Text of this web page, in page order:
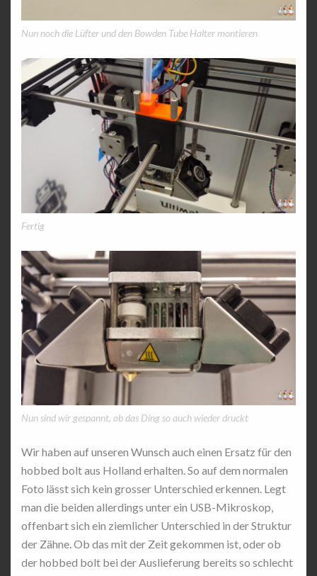
Nun noch die Lüfter und den Bowden Tube Halter montieren
Fertig
Nun sind wir gespannt, ob das Ding so auch wieder druckt
Wir haben auf unseren Wunsch auch einen Ersatz für den
hobbed bolt aus Holland erhalten. So auf dem normalen
Foto lässt sich kein grosser Unterschied erkennen. Legt
man die beiden allerdings unter ein USB-Mikroskop,
offenbart sich ein ziemlicher Unterschied in der Struktur
der Zähne. Ob das mit der Zeit gekommen ist, oder ob
der hobbed bolt bei der Auslieferung bereits so schlecht